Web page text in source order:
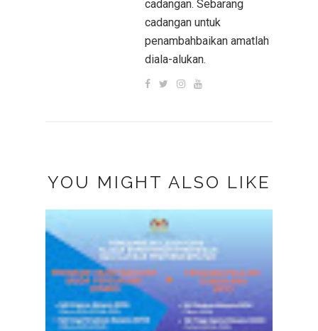
cadangan. Sebarang
cadangan untuk
penambahbaikan amatlah
diala-alukan.
YOU MIGHT ALSO LIKE